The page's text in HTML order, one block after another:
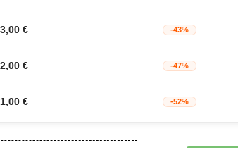
€ -43%
€ -47%
€ -52%